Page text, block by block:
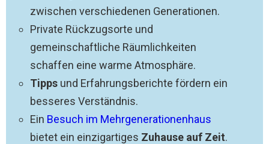
zwischen verschiedenen Generationen.
Private Rückzugsorte und
gemeinschaftliche Räumlichkeiten
schaffen eine warme Atmosphäre.
Tipps und Erfahrungsberichte fördern ein
besseres Verständnis.
Ein Besuch im Mehrgenerationenhaus
bietet ein einzigartiges Zuhause auf Zeit.